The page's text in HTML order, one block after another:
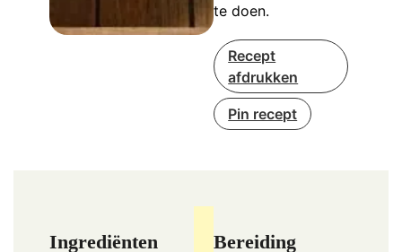
te doen.
Recept
afdrukken
Pin recept
Ingrediënten Bereiding